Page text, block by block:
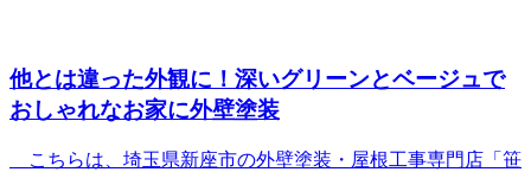
他とは違った外観に！深いグリーンとベージュで
おしゃれなお家に外壁塗装
こちらは、埼玉県新座市の外壁塗装・屋根工事専門店「笹